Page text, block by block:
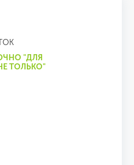
"ДЛЯ
ТОЛЬКО"